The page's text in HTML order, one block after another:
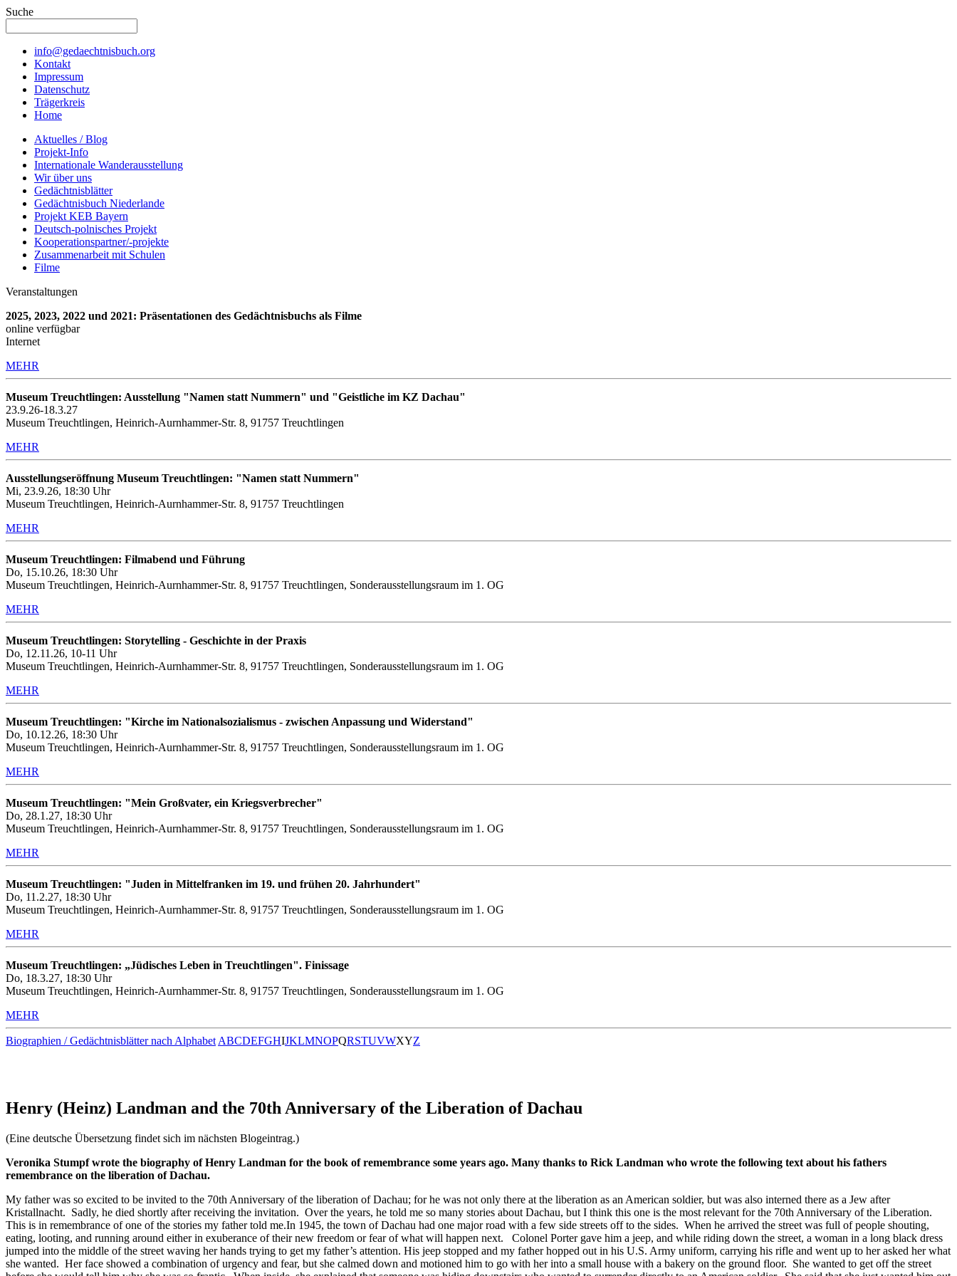
Suche
info@gedaechtnisbuch.org
Kontakt
Impressum
Datenschutz
Trägerkreis
Home
Aktuelles / Blog
Projekt-Info
Internationale Wanderausstellung
Wir über uns
Gedächtnisblätter
Gedächtnisbuch Niederlande
Projekt KEB Bayern
Deutsch-polnisches Projekt
Kooperationspartner/-projekte
Zusammenarbeit mit Schulen
Filme
Veranstaltungen
2025, 2023, 2022 und 2021: Präsentationen des Gedächtnisbuchs als Filme
online verfügbar
Internet
MEHR
Museum Treuchtlingen: Ausstellung "Namen statt Nummern" und "Geistliche im KZ Dachau"
23.9.26-18.3.27
Museum Treuchtlingen, Heinrich-Aurnhammer-Str. 8, 91757 Treuchtlingen
MEHR
Ausstellungseröffnung Museum Treuchtlingen: "Namen statt Nummern"
Mi, 23.9.26, 18:30 Uhr
Museum Treuchtlingen, Heinrich-Aurnhammer-Str. 8, 91757 Treuchtlingen
MEHR
Museum Treuchtlingen: Filmabend und Führung
Do, 15.10.26, 18:30 Uhr
Museum Treuchtlingen, Heinrich-Aurnhammer-Str. 8, 91757 Treuchtlingen, Sonderausstellungsraum im 1. OG
MEHR
Museum Treuchtlingen: Storytelling - Geschichte in der Praxis
Do, 12.11.26, 10-11 Uhr
Museum Treuchtlingen, Heinrich-Aurnhammer-Str. 8, 91757 Treuchtlingen, Sonderausstellungsraum im 1. OG
MEHR
Museum Treuchtlingen: "Kirche im Nationalsozialismus - zwischen Anpassung und Widerstand"
Do, 10.12.26, 18:30 Uhr
Museum Treuchtlingen, Heinrich-Aurnhammer-Str. 8, 91757 Treuchtlingen, Sonderausstellungsraum im 1. OG
MEHR
Museum Treuchtlingen: "Mein Großvater, ein Kriegsverbrecher"
Do, 28.1.27, 18:30 Uhr
Museum Treuchtlingen, Heinrich-Aurnhammer-Str. 8, 91757 Treuchtlingen, Sonderausstellungsraum im 1. OG
MEHR
Museum Treuchtlingen: "Juden in Mittelfranken im 19. und frühen 20. Jahrhundert"
Do, 11.2.27, 18:30 Uhr
Museum Treuchtlingen, Heinrich-Aurnhammer-Str. 8, 91757 Treuchtlingen, Sonderausstellungsraum im 1. OG
MEHR
Museum Treuchtlingen: „Jüdisches Leben in Treuchtlingen". Finissage
Do, 18.3.27, 18:30 Uhr
Museum Treuchtlingen, Heinrich-Aurnhammer-Str. 8, 91757 Treuchtlingen, Sonderausstellungsraum im 1. OG
MEHR
Biographien / Gedächtnisblätter nach Alphabet ABCDEFGHIJKLMNOPQRSTUVWXYZ
Henry (Heinz) Landman and the 70th Anniversary of the Liberation of Dachau
(Eine deutsche Übersetzung findet sich im nächsten Blogeintrag.)
Veronika Stumpf wrote the biography of Henry Landman for the book of remembrance some years ago. Many thanks to Rick Landman who wrote the following text about his fathers
remembrance on the liberation of Dachau.
My father was so excited to be invited to the 70th Anniversary of the liberation of Dachau; for he was not only there at the liberation as an American soldier, but was also interned there as a Jew after
Kristallnacht. Sadly, he died shortly after receiving the invitation. Over the years, he told me so many stories about Dachau, but I think this one is the most relevant for the 70th Anniversary of the Liberation.
This is in remembrance of one of the stories my father told me.In 1945, the town of Dachau had one major road with a few side streets off to the sides. When he arrived the street was full of people shouting,
eating, looting, and running around either in exuberance of their new freedom or fear of what will happen next. Colonel Porter gave him a jeep, and while riding down the street, a woman in a long black dress
jumped into the middle of the street waving her hands trying to get my father’s attention. His jeep stopped and my father hopped out in his U.S. Army uniform, carrying his rifle and went up to her asked her what
she wanted. Her face showed a combination of urgency and fear, but she calmed down and motioned him to go with her into a small house with a bakery on the ground floor. She wanted to get off the street